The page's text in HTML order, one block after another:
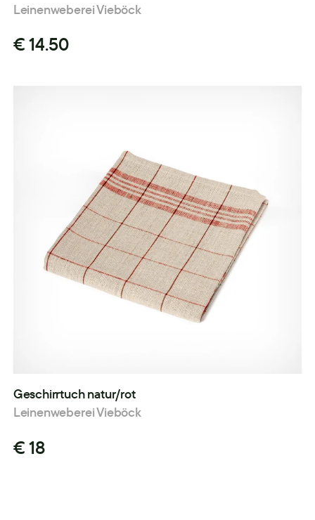
Leinenweberei Vieböck
€ 14.50
Geschirrtuch natur/rot
Leinenweberei Vieböck
€ 18